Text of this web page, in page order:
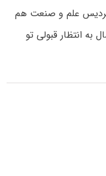
علم و صنعت هم
به انتظار قبولی تو